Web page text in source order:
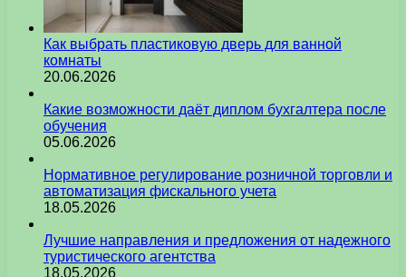
Как выбрать пластиковую дверь для ванной
комнаты
20.06.2026
Какие возможности даёт диплом бухгалтера после
обучения
05.06.2026
Нормативное регулирование розничной торговли и
автоматизация фискального учета
18.05.2026
Лучшие направления и предложения от надежного
туристического агентства
18.05.2026